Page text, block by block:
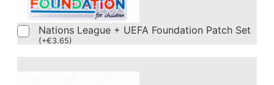
Nations League + UEFA Foundation Patch Set
(+€3.65)